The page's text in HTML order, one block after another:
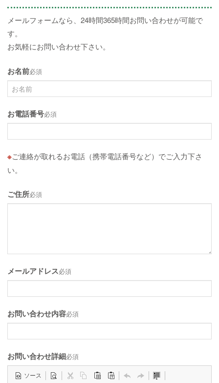
メールフォームなら、24時間365時間お問い合わせが可能で
す。
お気軽にお問い合わせ下さい。
お名前必須
お電話番号必須
※ご連絡が取れるお電話（携帯電話番号など）でご入力下さ
い。
ご住所必須
メールアドレス必須
お問い合わせ内容必須
お問い合わせ詳細必須
ソース